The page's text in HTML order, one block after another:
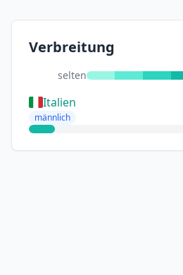
Verbreitung
selten
Italien
männlich